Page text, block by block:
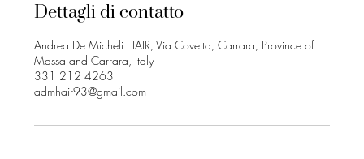
Dettagli di contatto
Andrea De Micheli HAIR, Via Covetta, Carrara, Province of
Massa and Carrara, Italy
331 212 4263
admhair93@gmail.com